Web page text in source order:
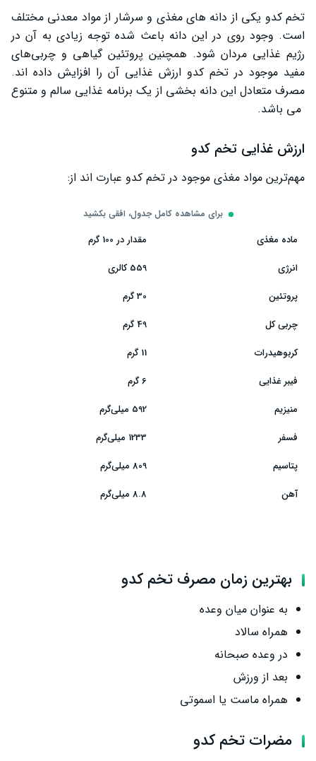
تخم کدو یکی از دانه ‌های مغذی و سرشار از مواد معدنی مختلف
است. وجود روی در این دانه باعث شده توجه زیادی به آن در
رژیم غذایی مردان شود. همچنین پروتئین گیاهی و چربی‌های
مفید موجود در تخم کدو ارزش غذایی آن را افزایش داده‌ اند.
مصرف متعادل این دانه بخشی از یک برنامه غذایی سالم و متنوع
می باشد.
ارزش غذایی تخم کدو
مهم‌ترین مواد مغذی موجود در تخم کدو عبارت ‌اند از:
برای مشاهده کامل جدول، افقی بکشید
ماده مغذی
مقدار در 100 گرم
انرژی
559 کالری
پروتئین
30 گرم
چربی کل
49 گرم
کربوهیدرات
11 گرم
فیبر غذایی
6 گرم
منیزیم
592 میلی‌گرم
فسفر
1233 میلی‌گرم
پتاسیم
809 میلی‌گرم
آهن
8.8 میلی‌گرم
بهترین زمان مصرف تخم کدو
به عنوان میان وعده
همراه سالاد
در وعده صبحانه
بعد از ورزش
همراه ماست یا اسموتی
مضرات تخم کدو